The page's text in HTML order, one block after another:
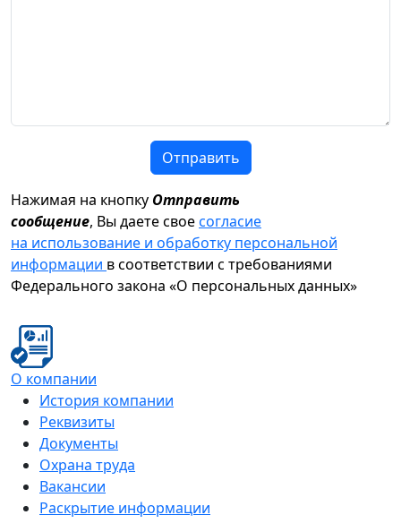
Отправить
Нажимая на кнопку Отправить
сообщение, Вы даете своесогласие
на использование и обработку персональной
информации в соответствии с требованиями
Федерального закона «О персональных данных»
О компании
История компании
Реквизиты
Документы
Охрана труда
Вакансии
Раскрытие информации